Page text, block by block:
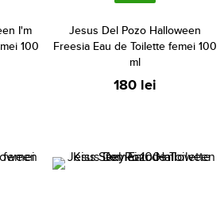
I'm
100
Jesus Del Pozo Halloween
Freesia Eau de Toilette femei 100
ml
180 lei